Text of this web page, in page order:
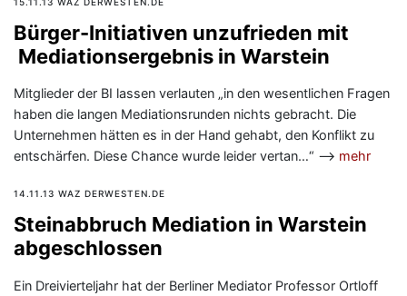
Bürger-Initiativen unzufrieden mit
Mediationsergebnis in Warstein
Mitglieder der BI lassen verlauten „in den wesentlichen Fragen
haben die langen Mediationsrunden nichts gebracht. Die
Unternehmen hätten es in der Hand gehabt, den Konflikt zu
entschärfen. Diese Chance wurde leider vertan…“ —> mehr
14.11.13 WAZ DERWESTEN.DE
Steinabbruch Mediation in Warstein
abgeschlossen
Ein Dreivierteljahr hat der Berliner Mediator Professor Ortloff